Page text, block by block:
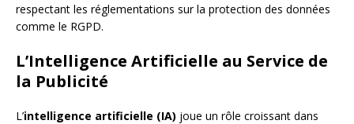
respectant les réglementations sur la protection des données
comme le RGPD.
L’Intelligence Artificielle au Service de
la Publicité
L’intelligence artificielle (IA) joue un rôle croissant dans